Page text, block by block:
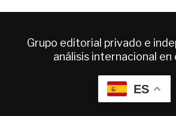
Grupo editorial privado e
análisis internacional en
ES